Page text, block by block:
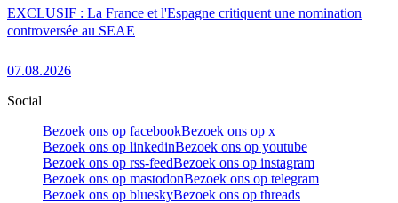
EXCLUSIF : La France et l'Espagne critiquent une nomination
controversée au SEAE
07.08.2026
Social
Bezoek ons op facebookBezoek ons op x
Bezoek ons op linkedinBezoek ons op youtube
Bezoek ons op rss-feedBezoek ons op instagram
Bezoek ons op mastodonBezoek ons op telegram
Bezoek ons op blueskyBezoek ons op threads